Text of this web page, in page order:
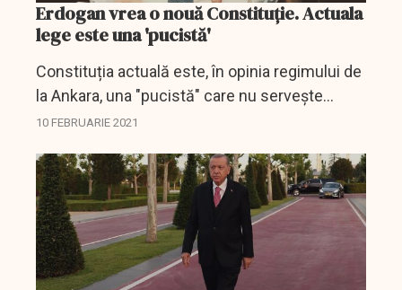
Erdogan vrea o nouă Constituție. Actuala
lege este una 'pucistă'
Constituția actuală este, în opinia regimului de
la Ankara, una "pucistă" care nu servește
intereselor statului modern turc.
10 FEBRUARIE 2021